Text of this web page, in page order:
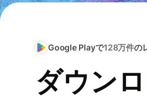
Google Playで128万件の
ダウン